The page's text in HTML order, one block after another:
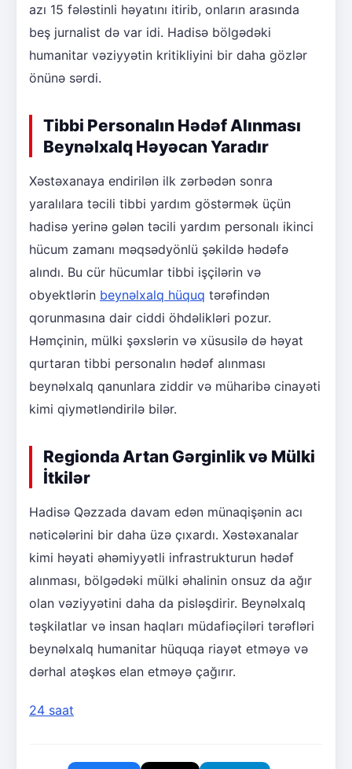
azı 15 fələstinli həyatını itirib, onların arasında
beş jurnalist də var idi. Hadisə bölgədəki
humanitar vəziyyətin kritikliyini bir daha gözlər
önünə sərdi.
Tibbi Personalın Hədəf Alınması
Beynəlxalq Həyəcan Yaradır
Xəstəxanaya endirilən ilk zərbədən sonra
yaralılara təcili tibbi yardım göstərmək üçün
hadisə yerinə gələn təcili yardım personalı ikinci
hücum zamanı məqsədyönlü şəkildə hədəfə
alındı. Bu cür hücumlar tibbi işçilərin və
obyektlərin beynəlxalq hüquq tərəfindən
qorunmasına dair ciddi öhdəlikləri pozur.
Həmçinin, mülki şəxslərin və xüsusilə də həyat
qurtaran tibbi personalın hədəf alınması
beynəlxalq qanunlara ziddir və müharibə cinayəti
kimi qiymətləndirilə bilər.
Regionda Artan Gərginlik və Mülki
İtkilər
Hadisə Qəzzada davam edən münaqişənin acı
nəticələrini bir daha üzə çıxardı. Xəstəxanalar
kimi həyati əhəmiyyətli infrastrukturun hədəf
alınması, bölgədəki mülki əhalinin onsuz da ağır
olan vəziyyətini daha da pisləşdirir. Beynəlxalq
təşkilatlar və insan haqları müdafiəçiləri tərəfləri
beynəlxalq humanitar hüquqa riayət etməyə və
dərhal atəşkəs elan etməyə çağırır.
24 saat